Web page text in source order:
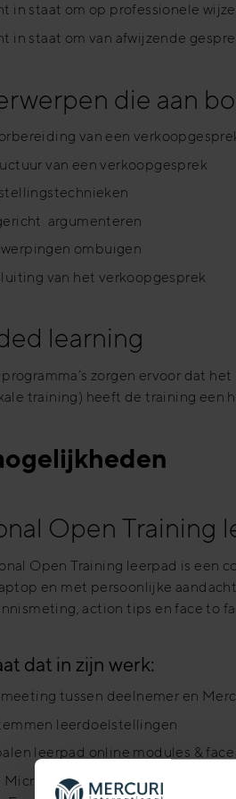
in staat om op professionele
in staat om van afwijzende
die aan
van een
van een verkoopgesprek
argumenteren
ombuigen
van het verkoopgesprek
learning
zorgen ervoor dat
training) heeft de training een
Open Training
Open Training leerpad is een
en met persoonlijke
action tips en face to
dat in zijn werk:
tussen deelnemer en
leerdoelstellingen
leerpad online modules &
Micro & Macro Learning